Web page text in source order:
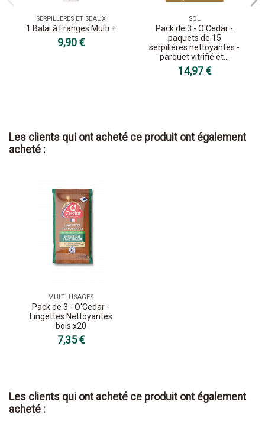
SERPILLÈRES ET SEAUX
1 Balai à Franges Multi +
9,90 €
SOL
Pack de 3 - O'Cedar -
paquets de 15
serpillères nettoyantes -
parquet vitrifié et...
14,97 €
Les clients qui ont acheté ce produit ont également
acheté :
MULTI-USAGES
Pack de 3 - O'Cedar -
Lingettes Nettoyantes
bois x20
7,35 €
Les clients qui ont acheté ce produit ont également
acheté :